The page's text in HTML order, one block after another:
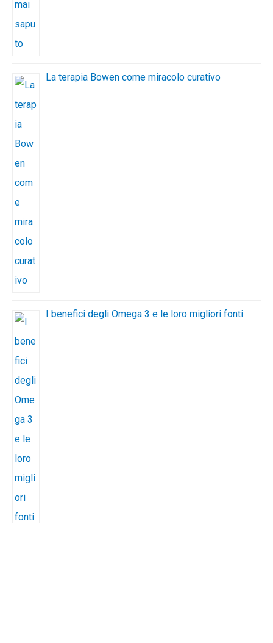
La terapia Bowen come miracolo curativo
I benefici degli Omega 3 e le loro migliori fonti